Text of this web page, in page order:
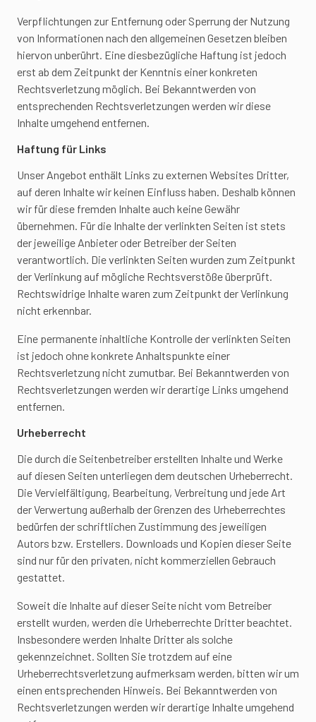
Verpflichtungen zur Entfernung oder Sperrung der Nutzung
von Informationen nach den allgemeinen Gesetzen bleiben
hiervon unberührt. Eine diesbezügliche Haftung ist jedoch
erst ab dem Zeitpunkt der Kenntnis einer konkreten
Rechtsverletzung möglich. Bei Bekanntwerden von
entsprechenden Rechtsverletzungen werden wir diese
Inhalte umgehend entfernen.
Haftung für Links
Unser Angebot enthält Links zu externen Websites Dritter,
auf deren Inhalte wir keinen Einfluss haben. Deshalb können
wir für diese fremden Inhalte auch keine Gewähr
übernehmen. Für die Inhalte der verlinkten Seiten ist stets
der jeweilige Anbieter oder Betreiber der Seiten
verantwortlich. Die verlinkten Seiten wurden zum Zeitpunkt
der Verlinkung auf mögliche Rechtsverstöße überprüft.
Rechtswidrige Inhalte waren zum Zeitpunkt der Verlinkung
nicht erkennbar.
Eine permanente inhaltliche Kontrolle der verlinkten Seiten
ist jedoch ohne konkrete Anhaltspunkte einer
Rechtsverletzung nicht zumutbar. Bei Bekanntwerden von
Rechtsverletzungen werden wir derartige Links umgehend
entfernen.
Urheberrecht
Die durch die Seitenbetreiber erstellten Inhalte und Werke
auf diesen Seiten unterliegen dem deutschen Urheberrecht.
Die Vervielfältigung, Bearbeitung, Verbreitung und jede Art
der Verwertung außerhalb der Grenzen des Urheberrechtes
bedürfen der schriftlichen Zustimmung des jeweiligen
Autors bzw. Erstellers. Downloads und Kopien dieser Seite
sind nur für den privaten, nicht kommerziellen Gebrauch
gestattet.
Soweit die Inhalte auf dieser Seite nicht vom Betreiber
erstellt wurden, werden die Urheberrechte Dritter beachtet.
Insbesondere werden Inhalte Dritter als solche
gekennzeichnet. Sollten Sie trotzdem auf eine
Urheberrechtsverletzung aufmerksam werden, bitten wir um
einen entsprechenden Hinweis. Bei Bekanntwerden von
Rechtsverletzungen werden wir derartige Inhalte umgehend